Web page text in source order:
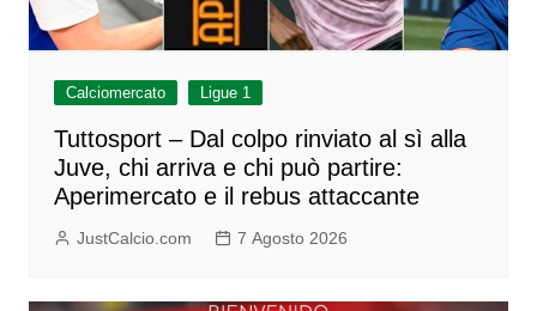
Calciomercato Ligue 1
Tuttosport – Dal colpo rinviato al sì alla
Juve, chi arriva e chi può partire:
Aperimercato e il rebus attaccante
JustCalcio.com 7 Agosto 2026